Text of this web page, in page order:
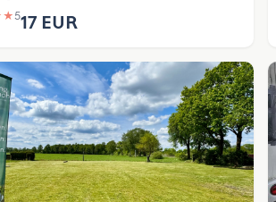
★517 EUR